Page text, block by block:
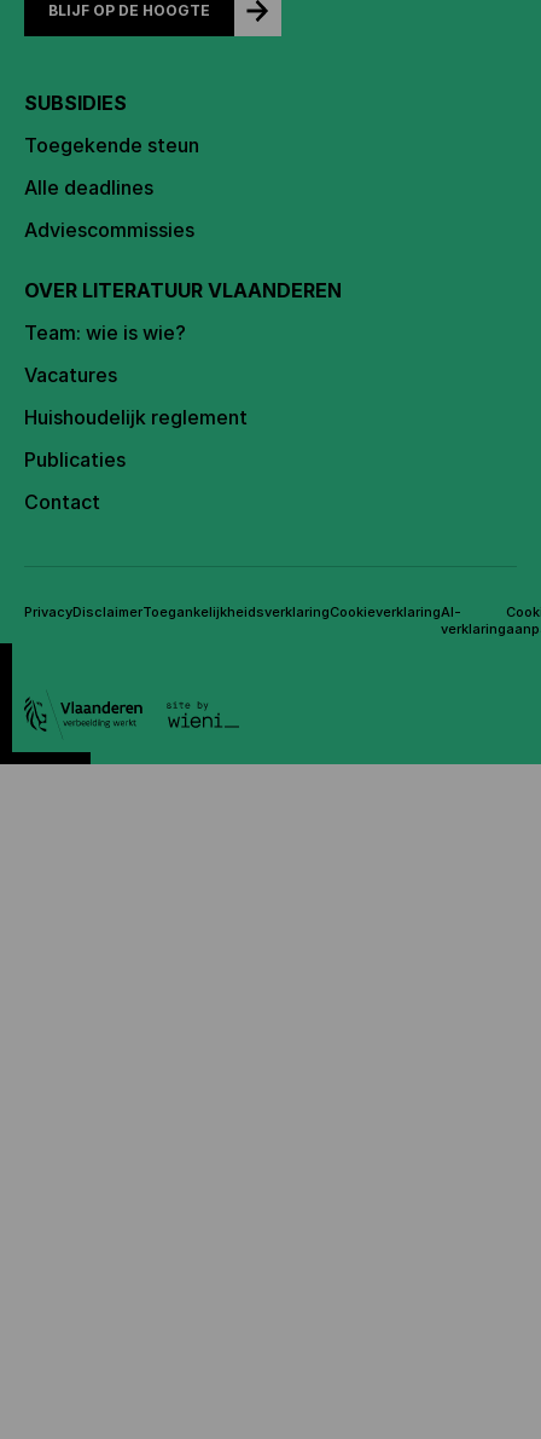
BLIJF OP DE HOOGTE
SUBSIDIES
Toegekende steun
Alle deadlines
Adviescommissies
OVER LITERATUUR VLAANDEREN
Team: wie is wie?
Vacatures
Huishoudelijk reglement
Publicaties
Contact
PrivacyDisclaimerToegankelijkheidsverklaringCookieverklaringAI-
verklaring